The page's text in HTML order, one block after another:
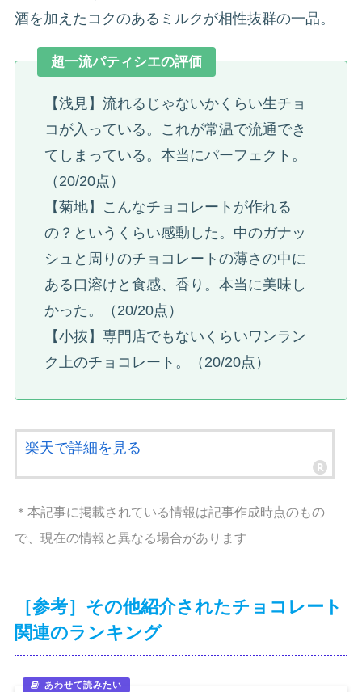
酒を加えたコクのあるミルクが相性抜群の一品。
超一流パティシエの評価
【浅見】流れるじゃないかくらい生チョ
コが入っている。これが常温で流通でき
てしまっている。本当にパーフェクト。
（20/20点）
【菊地】こんなチョコレートが作れる
の？というくらい感動した。中のガナッ
シュと周りのチョコレートの薄さの中に
ある口溶けと食感、香り。本当に美味し
かった。（20/20点）
【小抜】専門店でもないくらいワンラン
ク上のチョコレート。（20/20点）
楽天で詳細を見る
＊本記事に掲載されている情報は記事作成時点のもの
で、現在の情報と異なる場合があります
［参考］その他紹介されたチョコレート
関連のランキング